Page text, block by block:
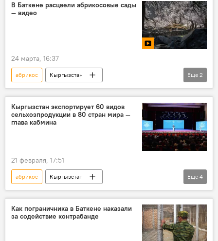
В Баткене расцвели абрикосовые сады
— видео
24 марта, 16:37
абрикос
Кыргызстан
Баткенская область
видео весна
Еще 2
Кыргызстан экспортирует 60 видов
сельхозпродукции в 80 стран мира —
глава кабмина
21 февраля, 17:51
абрикос
Кыргызстан
Адылбек Касымалиев
сельхозпродукция
экспорт
курага
Еще 4
Как пограничника в Баткене наказали
за содействие контрабанде